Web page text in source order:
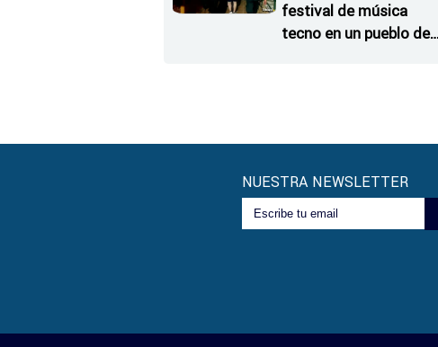
festival de música
tecno en un pueblo de
NUESTRA NEWSLETTER